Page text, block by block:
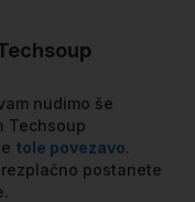
nudimo še
Techsoup
tole povezavo.
postanete